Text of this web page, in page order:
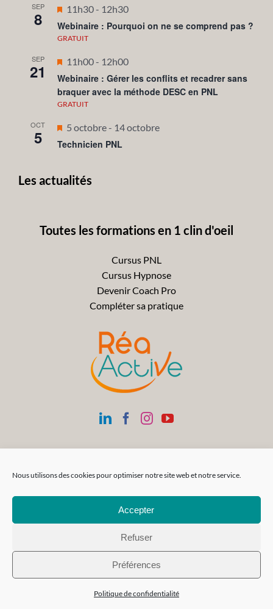
Nous utilisons des cookies pour optimiser notre site web et notre service.
Accepter
Refuser
Préférences
Politique de confidentialité
SEP
8
Mis
en
avant
11h30- 12h30
Webinaire : Pourquoi on ne se comprend pas ?
GRATUIT
SEP
21
Mis
en
avant
11h00- 12h00
Webinaire : Gérer les conflits et recadrer sans
braquer avec la méthode DESC en PNL
GRATUIT
OCT
5
Mis
en
5 octobre- 14 octobre
Technicien PNL
Les actualités
Toutes les formations en 1 clin d'oeil
Cursus PNL
Cursus Hypnose
Devenir Coach Pro
Compléter sa pratique
Parc Atlais | 72 rue Cassiopée